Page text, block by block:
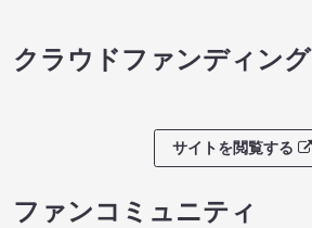
クラウドファンディング
サイトを閲覧する
ファンコミュニティ